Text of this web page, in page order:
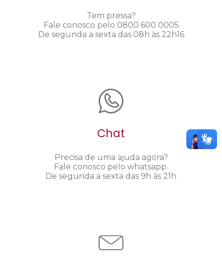
Tem pressa?
Fale conosco pelo 0800 600 0005
De segunda a sexta das 08h às 22h16
Chat
Precisa de uma ajuda agora?
Fale conosco pelo whatsapp.
De segunda a sexta das 9h às 21h